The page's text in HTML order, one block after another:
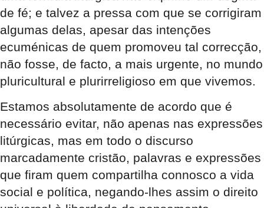
de fé; e talvez a pressa com que se corrigiram
algumas delas, apesar das intenções
ecuménicas de quem promoveu tal correcção,
não fosse, de facto, a mais urgente, no mundo
pluricultural e plurirreligioso em que vivemos.
Estamos absolutamente de acordo que é
necessário evitar, não apenas nas expressões
litúrgicas, mas em todo o discurso
marcadamente cristão, palavras e expressões
que firam quem compartilha connosco a vida
social e política, negando-lhes assim o direito